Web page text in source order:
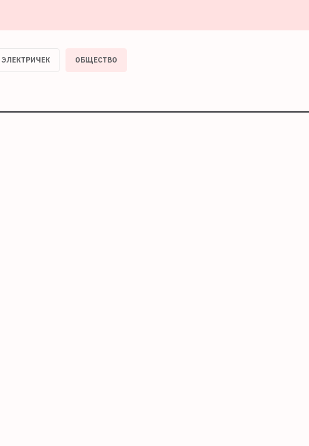
ОБЩЕСТВО